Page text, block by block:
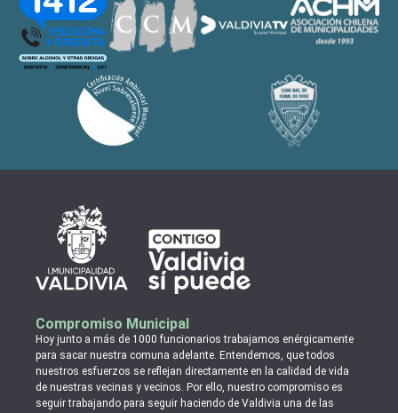
Compromiso Municipal
Hoy junto a más de 1000 funcionarios trabajamos enérgicamente
para sacar nuestra comuna adelante. Entendemos, que todos
nuestros esfuerzos se reflejan directamente en la calidad de vida
de nuestras vecinas y vecinos. Por ello, nuestro compromiso es
seguir trabajando para seguir haciendo de Valdivia una de las